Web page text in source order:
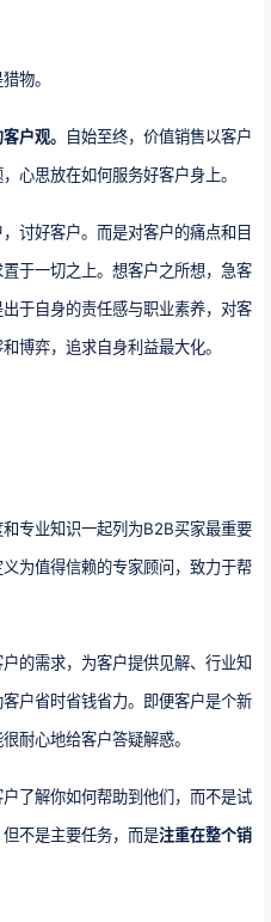
物。
户观。
自始至终，价值销售以客户
心思放在如何服务好客户身上。
讨好客户。而是对客户的痛点和目
于一切之上。想客户之所想，急客
于自身的责任感与职业素养，对客
博弈，追求自身利益最大化。
专业知识一起列为B2B买家最重要
为值得信赖的专家顾问，致力于帮
的需求，为客户提供见解、行业知
户省时省钱省力。即便客户是个新
耐心地给客户答疑解惑。
了解你如何帮助到他们，而不是试
不是主要任务，而是注重在整个销